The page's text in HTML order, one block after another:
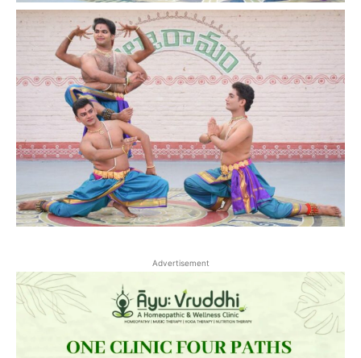
Advertisement